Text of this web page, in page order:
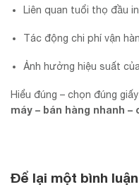
Liên quan tuổi thọ đầu in
Tác động chi phí vận
Ảnh hưởng hiệu suất
Hiểu đúng – chọn đúng
máy – bán hàng nhanh
Để lại một bình luận